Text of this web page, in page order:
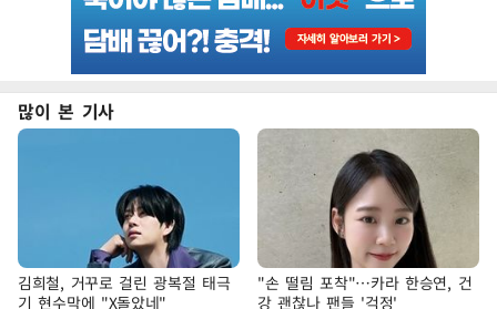
많이 본 기사
김희철, 거꾸로 걸린 광복절 태극
기 현수막에 "X돌았네"
"손 떨림 포착"…카라 한승연, 건
강 괜찮나 팬들 '걱정'